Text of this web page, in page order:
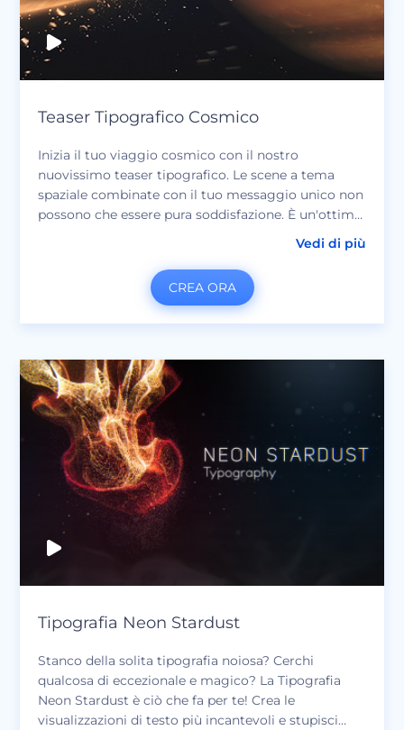
Teaser Tipografico Cosmico
Inizia il tuo viaggio cosmico con il nostro
nuovissimo teaser tipografico. Le scene a tema
spaziale combinate con il tuo messaggio unico non
possono che essere pura soddisfazione. È un'ottima
scelta per stuzzicare il tuo pubblico con qualcosa di
emozionante. Perfetto per annunci aziendali, spot
TV, trailer cinematografici e molto altro.
Vedi di più
CREA ORA
Tipografia Neon Stardust
Stanco della solita tipografia noiosa? Cerchi
qualcosa di eccezionale e magico? La Tipografia
Neon Stardust è ciò che fa per te! Crea le
visualizzazioni di testo più incantevoli e stupisci